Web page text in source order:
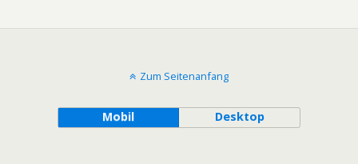
Zum Seitenanfang
Mobil Desktop